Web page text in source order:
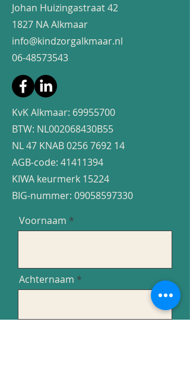
Johan Huizingastraat 42
1827 NA Alkmaar
info@kindzorgalkmaar.nl
06-48573543
KvK Alkmaar: 69955700
BTW: NL002068430B55
NL 47 KNAB0256 7692 14
AGB-code: 41411394
KIWA keurmerk 15224
BIG-nummer: ​​09058597330
Voornaam
Achternaam